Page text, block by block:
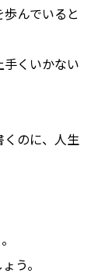
んでいると
くいかない
のに、人生
う。